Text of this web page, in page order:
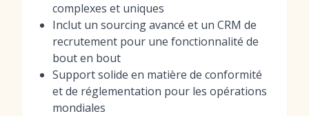
complexes et uniques
Inclut un sourcing avancé et un CRM de
recrutement pour une fonctionnalité de
bout en bout
Support solide en matière de conformité
et de réglementation pour les opérations
mondiales